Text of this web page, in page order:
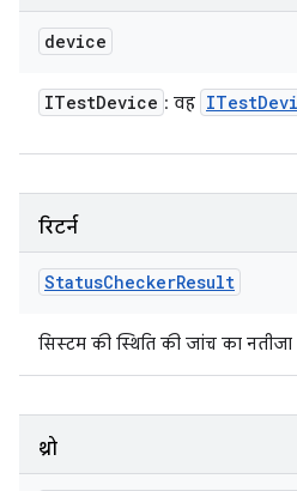
device
ITestDevice : वह ITest
रिटर्न
StatusCheckerResult
सिस्टम की स्थिति की जांच का नतीजा
थ्रो